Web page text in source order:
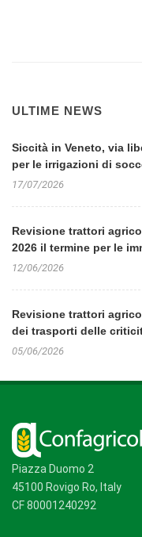
ULTIME NEWS
Siccità in Veneto, via
per le irrigazioni di
17/07/2026
Revisione trattori
2026 il termine per le
12/06/2026
Revisione trattori
dei trasporti delle
05/06/2026
Piazza Duomo 2
45100 Rovigo Ro, Italy
CF 80001240292